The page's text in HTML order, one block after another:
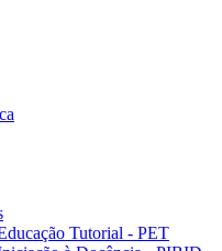
Tutorial - PET